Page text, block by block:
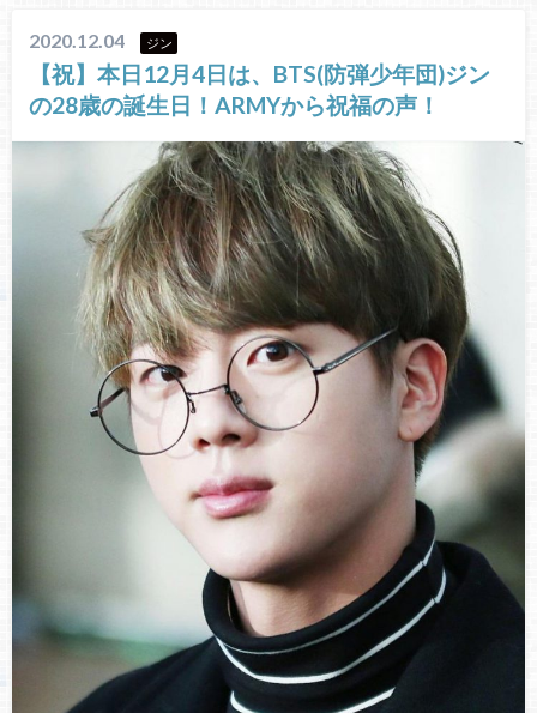
2020.12.04 ジン
【祝】本日12月4日は、BTS(防弾少年団)ジン
の28歳の誕生日！ARMYから祝福の声！